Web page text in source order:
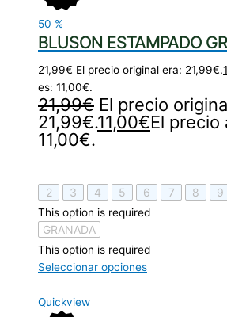
50 %
BLUSON ESTAMPADO
21,99€ El precio original era: 21,99€.
es: 11,00€.
21,99€ El precio
21,99€.11,00€El precio
11,00€.
2 3 4 5 6 7 8 9
This option is required
GRANADA
This option is required
Seleccionar opciones
Quickview